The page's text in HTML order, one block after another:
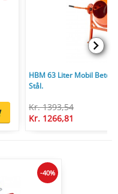
HBM 63 Liter Mobil
Stål.
Kr. 1393,54
Kr. 1266,81
-40%